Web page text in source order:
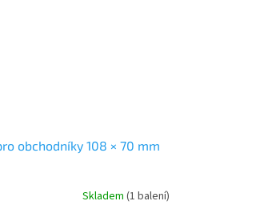
obchodníky 108 × 70 mm
Skladem (1 balení)